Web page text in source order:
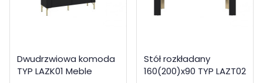
Dwudrzwiowa komoda
TYP LAZK01 Meble
Stół rozkładany
160(200)x90 TYP LAZT02